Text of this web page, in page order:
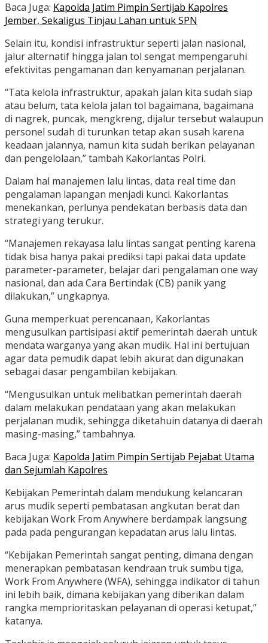
Baca Juga: Kapolda Jatim Pimpin Sertijab Kapolres
Jember, Sekaligus Tinjau Lahan untuk SPN
Selain itu, kondisi infrastruktur seperti jalan nasional,
jalur alternatif hingga jalan tol sengat mempengaruhi
efektivitas pengamanan dan kenyamanan perjalanan.
“Tata kelola infrastruktur, apakah jalan kita sudah siap
atau belum, tata kelola jalan tol bagaimana, bagaimana
di nagrek, puncak, mengkreng, dijalur tersebut walaupun
personel sudah di turunkan tetap akan susah karena
keadaan jalannya, namun kita sudah berikan pelayanan
dan pengelolaan,” tambah Kakorlantas Polri.
Dalam hal manajemen lalu lintas, data real time dan
pengalaman lapangan menjadi kunci. Kakorlantas
menekankan, perlunya pendekatan berbasis data dan
strategi yang terukur.
“Manajemen rekayasa lalu lintas sangat penting karena
tidak bisa hanya pakai prediksi tapi pakai data update
parameter-parameter, belajar dari pengalaman one way
nasional, dan ada Cara Bertindak (CB) panik yang
dilakukan,” ungkapnya.
Guna memperkuat perencanaan, Kakorlantas
mengusulkan partisipasi aktif pemerintah daerah untuk
mendata warganya yang akan mudik. Hal ini bertujuan
agar data pemudik dapat lebih akurat dan digunakan
sebagai dasar pengambilan kebijakan.
“Mengusulkan untuk melibatkan pemerintah daerah
dalam melakukan pendataan yang akan melakukan
perjalanan mudik, sehingga diketahuin datanya di daerah
masing-masing,” tambahnya.
Baca Juga: Kapolda Jatim Pimpin Sertijab Pejabat Utama
dan Sejumlah Kapolres
Kebijakan Pemerintah dalam mendukung kelancaran
arus mudik seperti pembatasan angkutan berat dan
kebijakan Work From Anywhere berdampak langsung
pada pada pengurangan kepadatan arus lalu lintas.
“Kebijakan Pemerintah sangat penting, dimana dengan
menerapkan pembatasan kendraan truk sumbu tiga,
Work From Anywhere (WFA), sehingga indikator di tahun
ini lebih baik, dimana kebijakan yang diberikan dalam
rangka memprioritaskan pelayanan di operasi ketupat,”
katanya.